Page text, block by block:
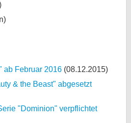
ab Februar 2016 (08.12.2015)
& the Beast" abgesetzt
"Dominion" verpflichtet